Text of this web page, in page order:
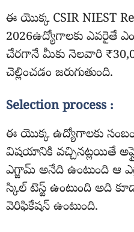
ఈ యొక్క CSIR NIEST
2026ఉద్యోగాలకు ఎవరైతే
చేరగానే మీకు నెలవారి
చెల్లించడం జరుగుతుంది.
Selection process :
ఈ యొక్క ఉద్యోగాలకు
విషయానికి వచ్చినట్లయితే అప్లై
ఎగ్జామ్ అనేది ఉంటుంది
స్కిల్ టెస్ట్ ఉంటుంది అది
వెరిఫికేషన్ ఉంటుంది.